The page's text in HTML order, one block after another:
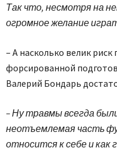
Так что, несмотря на
огромное желание
– А насколько велик
форсированной
Валерий Бондарь
– Ну травмы всегда
неотъемлемая часть
относится к себе и как